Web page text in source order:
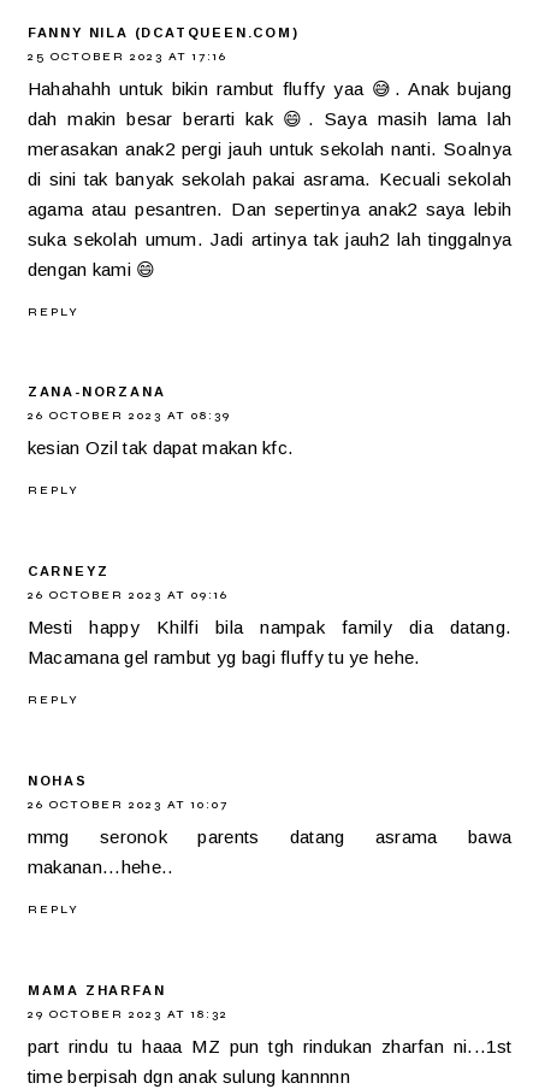
FANNY NILA (DCATQUEEN.COM)
25 OCTOBER 2023 AT 17:16
Hahahahh untuk bikin rambut fluffy yaa 😅. Anak bujang
dah makin besar berarti kak 😄. Saya masih lama lah
merasakan anak2 pergi jauh untuk sekolah nanti. Soalnya
di sini tak banyak sekolah pakai asrama. Kecuali sekolah
agama atau pesantren. Dan sepertinya anak2 saya lebih
suka sekolah umum. Jadi artinya tak jauh2 lah tinggalnya
dengan kami 😄
REPLY
ZANA-NORZANA
26 OCTOBER 2023 AT 08:39
kesian Ozil tak dapat makan kfc.
REPLY
CARNEYZ
26 OCTOBER 2023 AT 09:16
Mesti happy Khilfi bila nampak family dia datang.
Macamana gel rambut yg bagi fluffy tu ye hehe.
REPLY
NOHAS
26 OCTOBER 2023 AT 10:07
mmg seronok parents datang asrama bawa
makanan...hehe..
REPLY
MAMA ZHARFAN
29 OCTOBER 2023 AT 18:32
part rindu tu haaa MZ pun tgh rindukan zharfan ni...1st
time berpisah dgn anak sulung kannnnn